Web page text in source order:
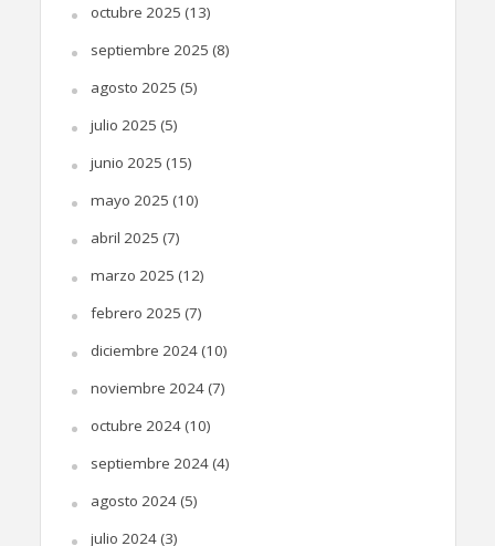
octubre 2025 (13)
septiembre 2025 (8)
agosto 2025 (5)
julio 2025 (5)
junio 2025 (15)
mayo 2025 (10)
abril 2025 (7)
marzo 2025 (12)
febrero 2025 (7)
diciembre 2024(10)
noviembre 2024(7)
octubre 2024(10)
septiembre 2024(4)
agosto 2024(5)
julio 2024(3)